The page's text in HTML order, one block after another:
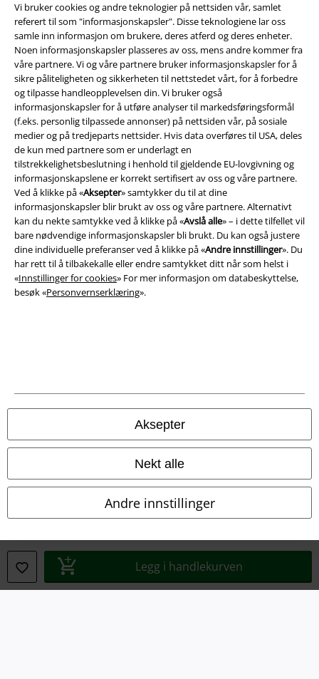
Vi bruker cookies og andre teknologier på nettsiden vår, samlet
referert til som "informasjonskapsler". Disse teknologiene lar oss
samle inn informasjon om brukere, deres atferd og deres enheter.
Noen informasjonskapsler plasseres av oss, mens andre kommer fra
våre partnere. Vi og våre partnere bruker informasjonskapsler for å
sikre påliteligheten og sikkerheten til nettstedet vårt, for å forbedre
og tilpasse handleopplevelsen din. Vi bruker også
informasjonskapsler for å utføre analyser til markedsføringsformål
(f.eks. personlig tilpassede annonser) på nettsiden vår, på sosiale
medier og på tredjeparts nettsider. Hvis data overføres til USA, deles
de kun med partnere som er underlagt en
tilstrekkelighetsbeslutning i henhold til gjeldende EU-lovgivning og
informasjonskapslene er korrekt sertifisert av oss og våre partnere.
Ved å klikke på «Aksepter» samtykker du til at dine
informasjonskapsler blir brukt av oss og våre partnere. Alternativt
kan du nekte samtykke ved å klikke på «Avslå alle» – i dette tilfellet vil
bare nødvendige informasjonskapsler bli brukt. Du kan også justere
dine individuelle preferanser ved å klikke på «Andre innstillinger». Du
har rett til å tilbakekalle eller endre samtykket ditt når som helst i
«Innstillinger for cookies» For mer informasjon om databeskyttelse,
besøk «Personvernserklæring».
Aksepter
Nekt alle
Andre innstillinger
Legg i handlekurven
Betalingsmåter
Frakt
EMP App
Her kan du laste ned EMPs nye app helt gratis og ta del i alle de nye
funksjonene og fordelene!
Juridisk informasjon/Vilkår
Vilkår